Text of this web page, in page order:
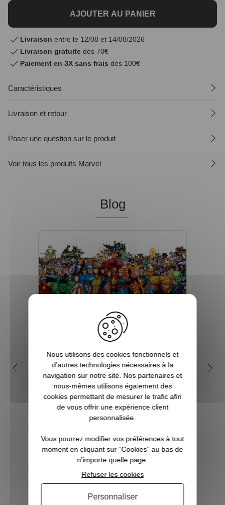
AJOUTER AU PANIER
Livraison entre le 12/08 et 14/08/2026
Livraison gratuite dès 70€
Paiement en 3X sans frais dès 100€
Caractéristiques
Livraison et retour
Poser une question sur le produit
Voir tous les produits Marvel
Blog
Qui sont les super-héros de
l'univers Marvel ?
Depuis de nombreuses années, l'on
assiste à la sortie de beaucoup de films
mettant en scène des super héros et effets
inimaginables. Et bien souvent, les budgets
à allouer sont tout aussi phénoménaux.
Souve...
Nous utilisons des cookies fonctionnels et
d’autres technologies nécessaires à la
navigation sur notre site. Nos partenaires et
nous-mêmes utilisons également des
cookies permettant de mesurer le trafic afin
de vous offrir une expérience client
personnalisée.
Vous pourrez modifier vos préférences à tout
moment en cliquant sur “Cookies” au bas de
n'importe quelle page.
Refuser les cookies
Personnaliser